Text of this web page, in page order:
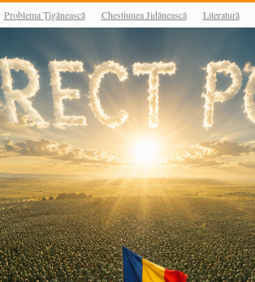
Problema Țigănească Chestiunea Jidănească Literatură